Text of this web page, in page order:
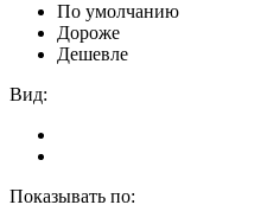
По умолчанию
Дороже
Дешевле
Вид:
Показывать по: